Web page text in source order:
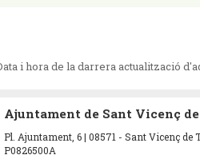
i hora de la darrera actualització
Ajuntament de Sant Vicenç
Pl. Ajuntament, 6 | 08571 - Sant Vicenç de
P0826500A